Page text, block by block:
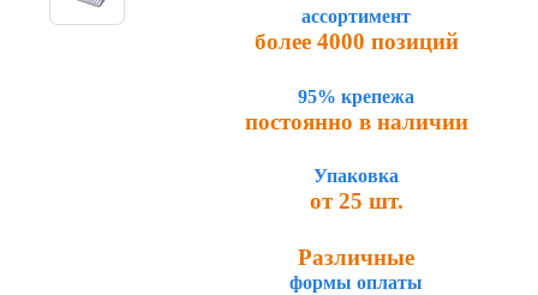
ассортимент
более 4000 позиций
95% крепежа
постоянно в наличии
Упаковка
от 25 шт.
Различные
формы оплаты